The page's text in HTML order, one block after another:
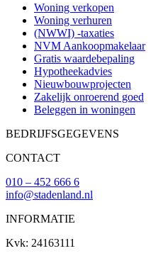
Woning verkopen
Woning verhuren
(NWWI) -taxaties
NVM Aankoopmakelaar
Gratis waardebepaling
Hypotheekadvies
Nieuwbouwprojecten
Zakelijk onroerend goed
Beleggen in woningen
BEDRIJFSGEGEVENS
CONTACT
010 – 452 666 6
info@stadenland.nl
INFORMATIE
Kvk: 24163111